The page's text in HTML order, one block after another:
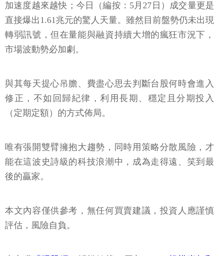
加速度越來越快；今日（編按：5月27日）成交量更是
直接爆出1.61兆元的驚人天量。雖然目前盤勢仍未出現
轉弱訊號，但在量能與融資持續大增的瘋狂市況下，
市場波動勢必加劇。
與其每天提心吊膽、費盡心思去判斷台股何時會進入
修正，不如回歸紀律，利用長期、穩定且分期投入
（定期定額）的方式佈局。
唯有張開雙臂擁抱大趨勢，同時用策略分散風險，才
能在這波史詩級的科技浪潮中，成為走得遠、笑到最
後的贏家。
本文內容僅供參考，無任何買賣建議，投資人應謹慎
評估，風險自負。